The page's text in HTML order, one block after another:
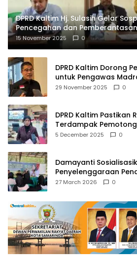
DPRD Kaltim Hj. Sulasih Gelar
Pencegahan dan Pemberantasan
15 November 2025 0
DPRD Kaltim Dorong
untuk Pengawas
Agama
29 November 2025 0
DPRD Kaltim Pastikan
Terdampak
Pusat
5 December 2025 0
Damayanti
Penyelenggaraan
dan Wawasan
27 March 2026 0